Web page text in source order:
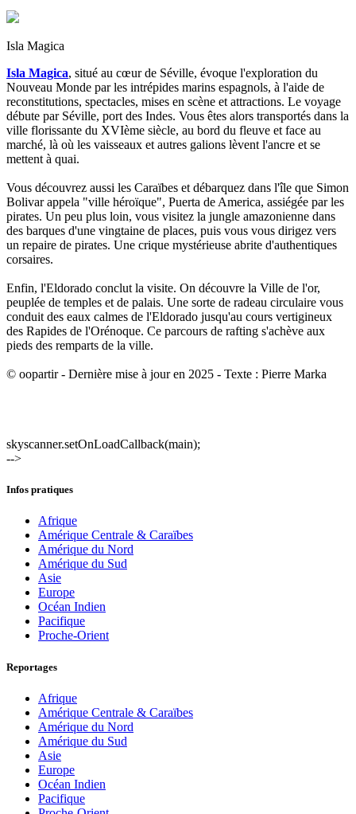
Isla Magica
Isla Magica, situé au cœur de Séville, évoque l'exploration du
Nouveau Monde par les intrépides marins espagnols, à l'aide de
reconstitutions, spectacles, mises en scène et attractions. Le voyage
débute par Séville, port des Indes. Vous êtes alors transportés dans la
ville florissante du XVIème siècle, au bord du fleuve et face au
marché, là où les vaisseaux et autres galions lèvent l'ancre et se
mettent à quai.
Vous découvrez aussi les Caraïbes et débarquez dans l'île que Simon
Bolivar appela "ville héroïque", Puerta de America, assiégée par les
pirates. Un peu plus loin, vous visitez la jungle amazonienne dans
des barques d'une vingtaine de places, puis vous vous dirigez vers
un repaire de pirates. Une crique mystérieuse abrite d'authentiques
corsaires.
Enfin, l'Eldorado conclut la visite. On découvre la Ville de l'or,
peuplée de temples et de palais. Une sorte de radeau circulaire vous
conduit des eaux calmes de l'Eldorado jusqu'au cours vertigineux
des Rapides de l'Orénoque. Ce parcours de rafting s'achève aux
pieds des remparts de la ville.
© oopartir - Dernière mise à jour en 2025 - Texte : Pierre Marka
skyscanner.setOnLoadCallback(main);
-->
Infos pratiques
Afrique
Amérique Centrale & Caraïbes
Amérique du Nord
Amérique du Sud
Asie
Europe
Océan Indien
Pacifique
Proche-Orient
Reportages
Afrique
Amérique Centrale & Caraïbes
Amérique du Nord
Amérique du Sud
Asie
Europe
Océan Indien
Pacifique